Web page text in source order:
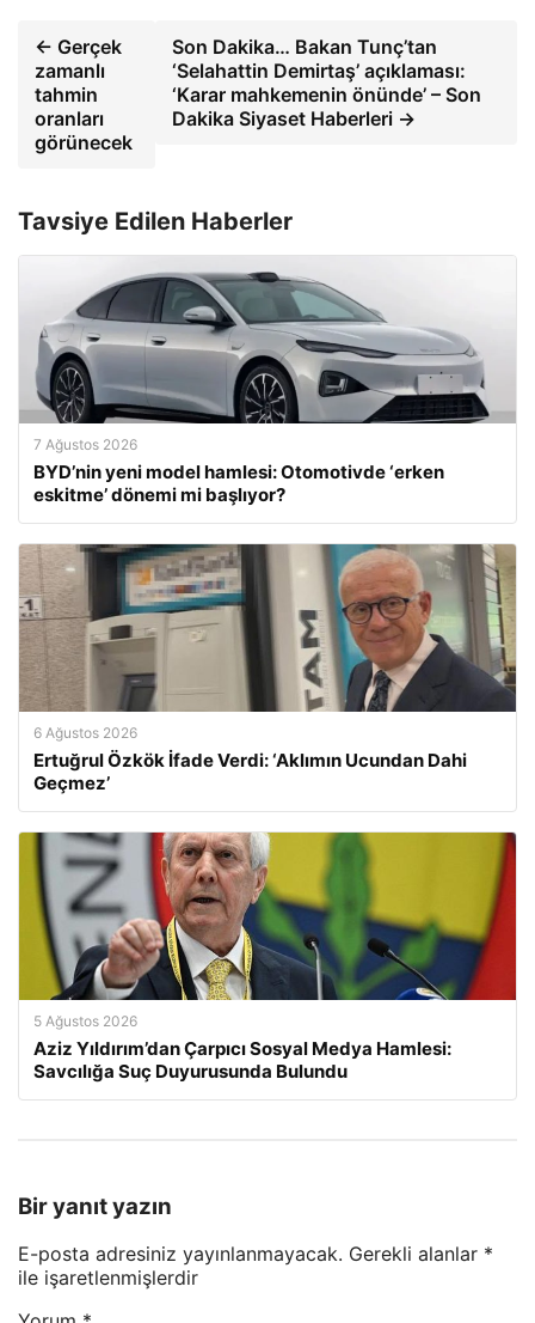
← Gerçek
zamanlı
tahmin
oranları
görünecek
Son Dakika… Bakan Tunç’tan
‘Selahattin Demirtaş’ açıklaması:
‘Karar mahkemenin önünde’ – Son
Dakika Siyaset Haberleri →
Tavsiye Edilen Haberler
7 Ağustos 2026
BYD’nin yeni model hamlesi: Otomotivde ‘erken
eskitme’ dönemi mi başlıyor?
6 Ağustos 2026
Ertuğrul Özkök İfade Verdi: ‘Aklımın Ucundan Dahi
Geçmez’
5 Ağustos 2026
Aziz Yıldırım’dan Çarpıcı Sosyal Medya Hamlesi:
Savcılığa Suç Duyurusunda Bulundu
Bir yanıt yazın
E-posta adresiniz yayınlanmayacak. Gerekli alanlar *
ile işaretlenmişlerdir